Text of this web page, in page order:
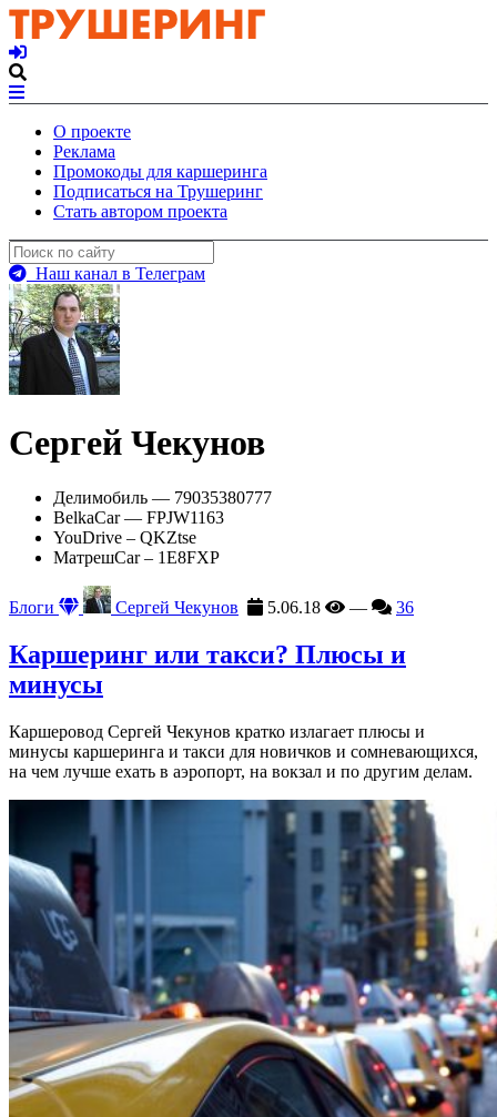
О проекте
Реклама
Промокоды для каршеринга
Подписаться на Трушеринг
Стать автором проекта
Наш канал в Телеграм
Сергей Чекунов
Делимобиль — 79035380777
BelkaCar — FPJW1163
YouDrive – QKZtse
МатрешCar – 1E8FXP
Блоги Сергей Чекунов 5.06.18 — 36
Каршеринг или такси? Плюсы и
минусы
Каршеровод Сергей Чекунов кратко излагает плюсы и
минусы каршеринга и такси для новичков и сомневающихся,
на чем лучше ехать в аэропорт, на вокзал и по другим делам.